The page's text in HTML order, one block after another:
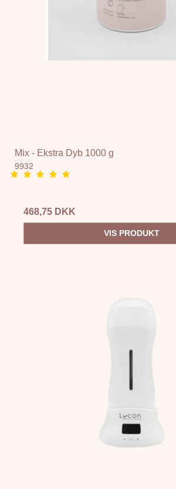
Mix - Ekstra Dyb 1000 g
9932
468,75 DKK
VIS PRODUKT